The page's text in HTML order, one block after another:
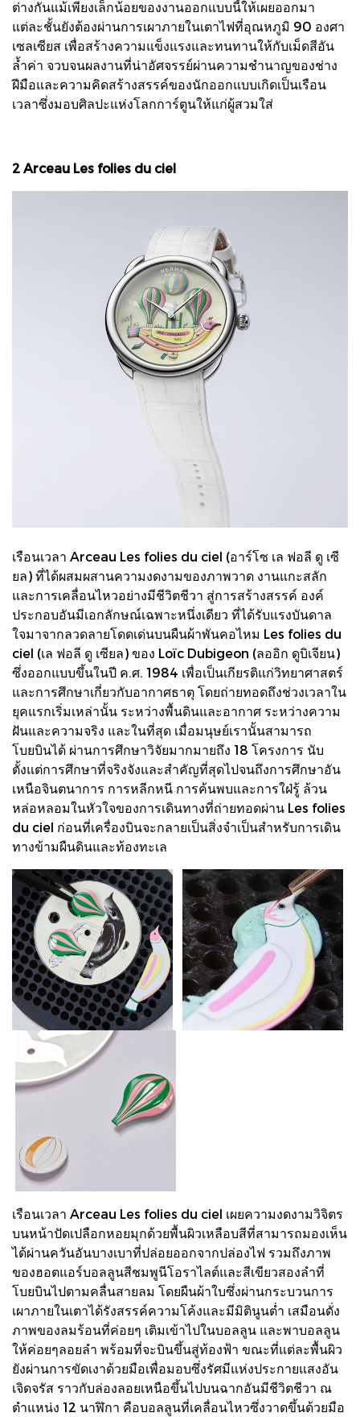
ต่างกันแม้เพียงเล็กน้อยของงานออกแบบนี้ให้เผยออกมา
แต่ละชั้นยังต้องผ่านการเผาภายในเตาไฟที่อุณหภูมิ 90 องศา
เซลเซียส เพื่อสร้างความแข็งแรงและทนทานให้กับเม็ดสีอัน
ล้ำค่า จวบจนผลงานที่น่าอัศจรรย์ผ่านความชำนาญของช่าง
ฝีมือและความคิดสร้างสรรค์ของนักออกแบบเกิดเป็นเรือน
เวลาซึ่งมอบศิลปะแห่งโลกการ์ตูนให้แก่ผู้สวมใส่
2 Arceau Les folies du ciel
เรือนเวลา Arceau Les folies du ciel (อาร์โซ เล ฟอลี ดู เซี
ยล) ที่ได้ผสมผสานความงดงามของภาพวาด งานแกะสลัก
และการเคลื่อนไหวอย่างมีชีวิตชีวา สู่การสร้างสรรค์ องค์
ประกอบอันมีเอกลักษณ์เฉพาะหนึ่งเดียว ที่ได้รับแรงบันดาล
ใจมาจากลวดลายโดดเด่นบนผืนผ้าพันคอไหม Les folies du
ciel (เล ฟอลี ดู เซียล) ของ Loïc Dubigeon (ลออิก ดูบิเจียน)
ซึ่งออกแบบขึ้นในปี ค.ศ. 1984 เพื่อเป็นเกียรติแก่วิทยาศาสตร์
และการศึกษาเกี่ยวกับอากาศธาตุ โดยถ่ายทอดถึงช่วงเวลาใน
ยุคแรกเริ่มเหล่านั้น ระหว่างพื้นดินและอากาศ ระหว่างความ
ฝันและความจริง และในที่สุด เมื่อมนุษย์เรานั้นสามารถ
โบยบินได้ ผ่านการศึกษาวิจัยมากมายถึง 18 โครงการ นับ
ตั้งแต่การศึกษาที่จริงจังและสำคัญที่สุดไปจนถึงการศึกษาอัน
เหนือจินตนาการ การหลีกหนี การค้นพบและการใฝ่รู้ ล้วน
หล่อหลอมในหัวใจของการเดินทางที่ถ่ายทอดผ่าน Les folies
du ciel ก่อนที่เครื่องบินจะกลายเป็นสิ่งจำเป็นสำหรับการเดิน
ทางข้ามผืนดินและท้องทะเล
เรือนเวลา Arceau Les folies du ciel เผยความงดงามวิจิตร
บนหน้าปัดเปลือกหอยมุกด้วยพื้นผิวเหลือบสีที่สามารถมองเห็น
ได้ผ่านควันอันบางเบาที่ปล่อยออกจากปล่องไฟ รวมถึงภาพ
ของฮอตแอร์บอลลูนสีชมพูนีโอราไลต์และสีเขียวสองลำที่
โบยบินไปตามคลื่นสายลม โดยผืนผ้าใบซึ่งผ่านกระบวนการ
เผาภายในเตาได้รังสรรค์ความโค้งและมีมิตินูนต่ำ เสมือนดั่ง
ภาพของลมร้อนที่ค่อยๆ เติมเข้าไปในบอลลูน และพาบอลลูน
ให้ค่อยๆลอยลำ พร้อมที่จะบินขึ้นสู่ท้องฟ้า ขณะที่แต่ละพื้นผิว
ยังผ่านการขัดเงาด้วยมือเพื่อมอบซึ่งรัศมีแห่งประกายแสงอัน
เจิดจรัส ราวกับล่องลอยเหนือขึ้นไปบนฉากอันมีชีวิตชีวา ณ
ตำแหน่ง 12 นาฬิกา คือบอลลูนที่เคลื่อนไหวซึ่งวาดขึ้นด้วยมือ